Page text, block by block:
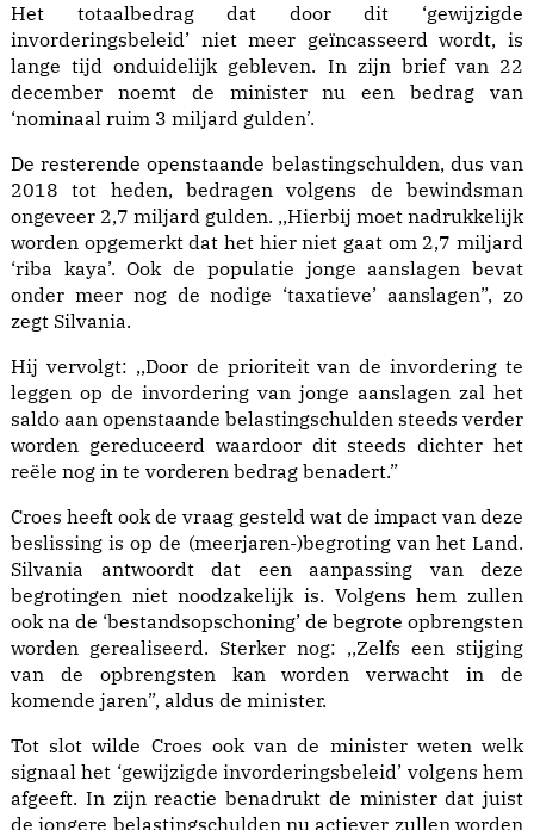
Het totaalbedrag dat door dit ‘gewijzigde
invorderingsbeleid’ niet meer geïncasseerd wordt, is
lange tijd onduidelijk gebleven. In zijn brief van 22
december noemt de minister nu een bedrag van
‘nominaal ruim 3 miljard gulden’.
De resterende openstaande belastingschulden, dus van
2018 tot heden, bedragen volgens de bewindsman
ongeveer 2,7 miljard gulden. ,,Hierbij moet nadrukkelijk
worden opgemerkt dat het hier niet gaat om 2,7 miljard
‘riba kaya’. Ook de populatie jonge aanslagen bevat
onder meer nog de nodige ‘taxatieve’ aanslagen”, zo
zegt Silvania.
Hij vervolgt: ,,Door de prioriteit van de invordering te
leggen op de invordering van jonge aanslagen zal het
saldo aan openstaande belastingschulden steeds verder
worden gereduceerd waardoor dit steeds dichter het
reële nog in te vorderen bedrag benadert.”
Croes heeft ook de vraag gesteld wat de impact van deze
beslissing is op de (meerjaren-)begroting van het Land.
Silvania antwoordt dat een aanpassing van deze
begrotingen niet noodzakelijk is. Volgens hem zullen
ook na de ‘bestandsopschoning’ de begrote opbrengsten
worden gerealiseerd. Sterker nog: ,,Zelfs een stijging
van de opbrengsten kan worden verwacht in de
komende jaren”, aldus de minister.
Tot slot wilde Croes ook van de minister weten welk
signaal het ‘gewijzigde invorderingsbeleid’ volgens hem
afgeeft. In zijn reactie benadrukt de minister dat juist
de jongere belastingschulden nu actiever zullen worden